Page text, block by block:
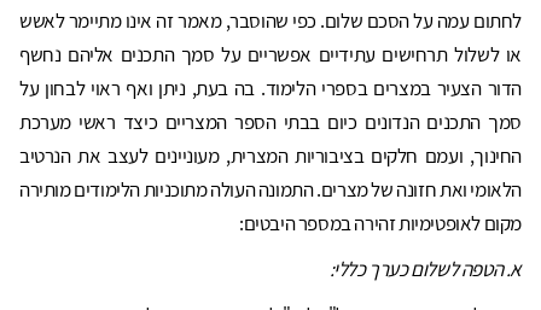
לחתום עמה על הסכם שלום. כפי שהוסבר, מאמר זה אינו מתיימר לאשש
או לשלול תרחישים עתידיים אפשריים על סמך התכנים אליהם נחשף
הדור הצעיר במצרים בספרי הלימוד. בה בעת, ניתן ואף ראוי לבחון על
סמך התכנים הנדונים כיום בבתי הספר המצריים כיצד ראשי מערכת
החינוך, ועמם חלקים בציבוריות המצרית, מעוניינים לעצב את הנרטיב
הלאומי ואת חזונה של מצרים. התמונה העולה מתוכניות הלימודים מותירה
מקום לאופטימיות זהירה במספר היבטים:
א. הטפה לשלום כערך כללי: